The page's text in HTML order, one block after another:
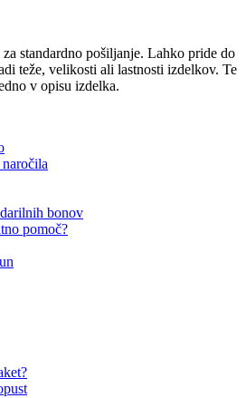
standardno pošiljanje. Lahko pride do
teže, velikosti ali lastnosti izdelkov. Te
v opisu izdelka.
bonov
pomoč?